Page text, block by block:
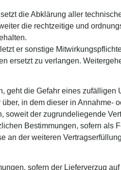
die Abklärung aller
die rechtzeitige und
er sonstige
ersetzt zu verlangen.
geht die Gefahr eines
in dem dieser in Annahme-
soweit der zugrundeliegende
Bestimmungen, sofern als
an der weiteren
sofern der Lieferverzug